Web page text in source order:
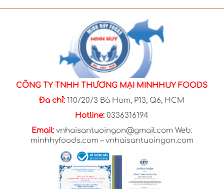
CÔNG TY TNHH THƯƠNG MẠI MINHHUY FOODS
Đa chỉ:110/20/3 Bà Hom, P13, Q6, HCM
Hotline:0336316194
Email: vnhaisantuoingon@gmail.com Web:
minhhyfoods.com – vnhaisantuoingon.com